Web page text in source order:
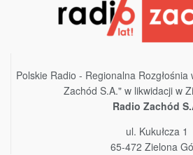
Polskie Radio - Regionalna
Zachód S.A." w likwidacji w
Radio Zachód
ul. Kukułcza 1
65-472 Zielona